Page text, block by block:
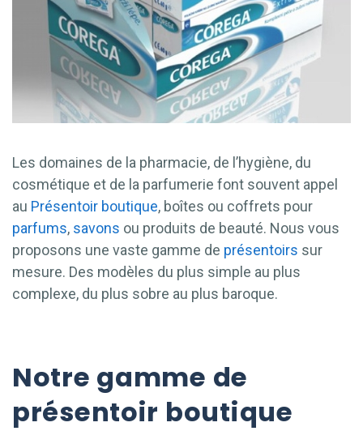
Les domaines de la pharmacie, de l’hygiène, du
cosmétique et de la parfumerie font souvent appel
au Présentoir boutique, boîtes ou coffrets pour
parfums, savons ou produits de beauté. Nous vous
proposons une vaste gamme de présentoirs sur
mesure. Des modèles du plus simple au plus
complexe, du plus sobre au plus baroque.
Notre gamme de
présentoir boutique